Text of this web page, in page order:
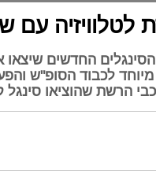
לטלוויזיה
החדשים שיצאו
לכבוד הסופ"ש
הרשת שהוציאו סינגל